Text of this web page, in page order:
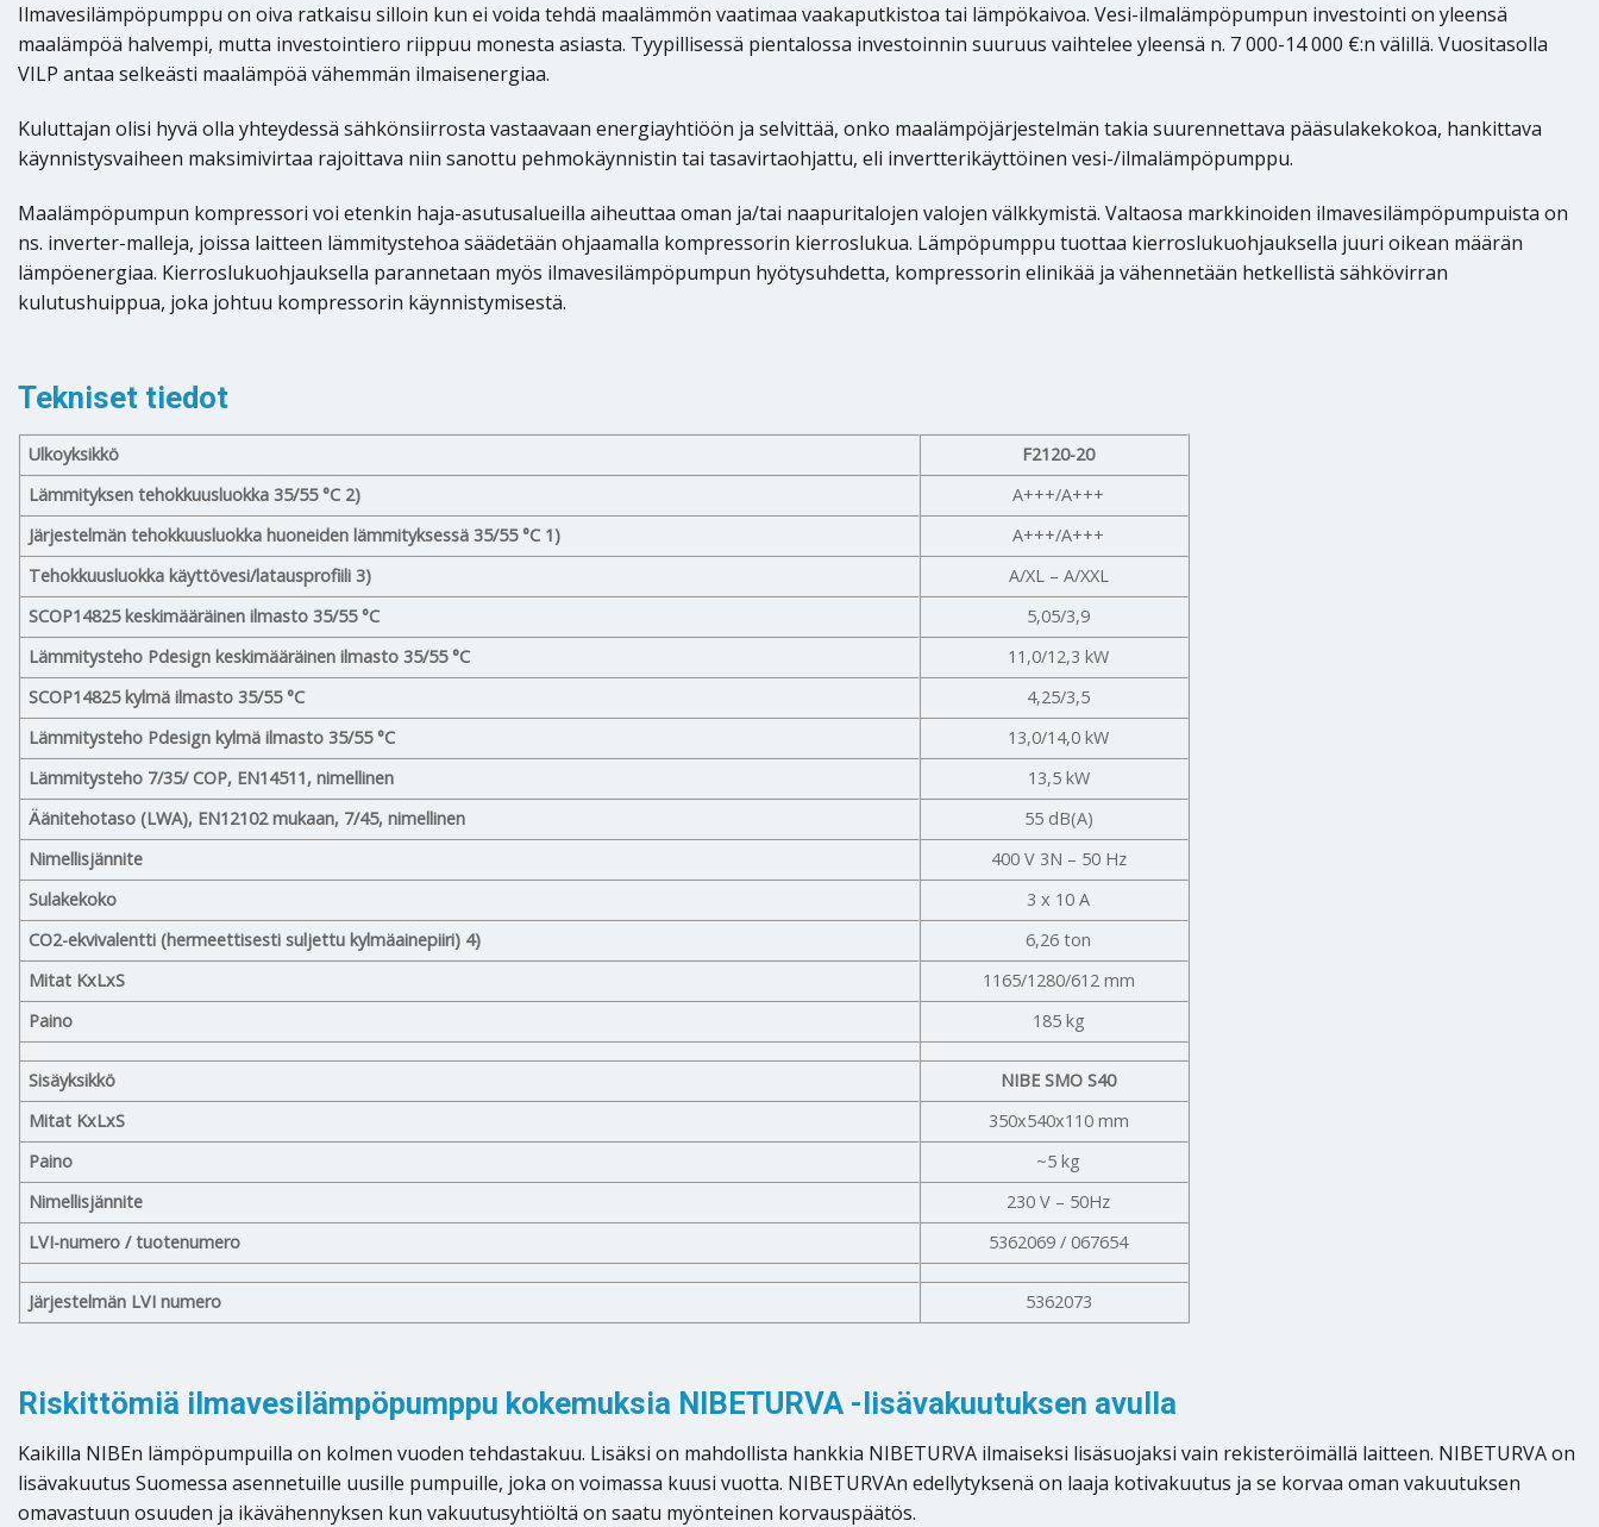
Ilmavesilämpöpumppu on oiva ratkaisu silloin kun ei voida tehdä maalämmön vaatimaa vaakaputkistoa tai lämpökaivoa. Vesi-ilmalämpöpumpun investointi on yleensä
maalämpöä halvempi, mutta investointiero riippuu monesta asiasta. Tyypillisessä pientalossa investoinnin suuruus vaihtelee yleensä n. 7 000-14 000 €:n välillä. Vuositasolla
VILP antaa selkeästi maalämpöä vähemmän ilmaisenergiaa.
Kuluttajan olisi hyvä olla yhteydessä sähkönsiirrosta vastaavaan energiayhtiöön ja selvittää, onko maalämpöjärjestelmän takia suurennettava pääsulakekokoa, hankittava
käynnistysvaiheen maksimivirtaa rajoittava niin sanottu pehmokäynnistin tai tasavirtaohjattu, eli invertterikäyttöinen vesi-/ilmalämpöpumppu.
Maalämpöpumpun kompressori voi etenkin haja-asutusalueilla aiheuttaa oman ja/tai naapuritalojen valojen välkkymistä. Valtaosa markkinoiden ilmavesilämpöpumpuista on
ns. inverter-malleja, joissa laitteen lämmitystehoa säädetään ohjaamalla kompressorin kierroslukua. Lämpöpumppu tuottaa kierroslukuohjauksella juuri oikean määrän
lämpöenergiaa. Kierroslukuohjauksella parannetaan myös ilmavesilämpöpumpun hyötysuhdetta, kompressorin elinikää ja vähennetään hetkellistä sähkövirran
kulutushuippua, joka johtuu kompressorin käynnistymisestä.
Tekniset tiedot
Ulkoyksikkö
F2120-20
Lämmityksen tehokkuusluokka 35/55 °C 2)
A+++/A+++
Järjestelmän tehokkuusluokka huoneiden lämmityksessä 35/55 °C 1)
A+++/A+++
Tehokkuusluokka käyttövesi/latausprofiili 3)
A/XL – A/XXL
SCOP14825 keskimääräinen ilmasto 35/55 °C
5,05/3,9
Lämmitysteho Pdesign keskimääräinen ilmasto 35/55 °C
11,0/12,3 kW
SCOP14825 kylmä ilmasto 35/55 °C
4,25/3,5
Lämmitysteho Pdesign kylmä ilmasto 35/55 °C
13,0/14,0 kW
Lämmitysteho 7/35/ COP, EN14511, nimellinen
13,5 kW
Äänitehotaso (LWA), EN12102 mukaan, 7/45, nimellinen
55 dB(A)
Nimellisjännite
400 V 3N – 50 Hz
Sulakekoko
3 x 10 A
CO2-ekvivalentti (hermeettisesti suljettu kylmäainepiiri) 4)
6,26 ton
Mitat KxLxS
1165/1280/612 mm
Paino
185 kg
Sisäyksikkö
NIBE SMO S40
Mitat KxLxS
350x540x110 mm
Paino
~5 kg
Nimellisjännite
230 V – 50Hz
LVI-numero / tuotenumero
5362069 / 067654
Järjestelmän LVI numero 5362073
Riskittömiä ilmavesilämpöpumppu kokemuksia NIBETURVA -lisävakuutuksen avulla
Kaikilla NIBEn lämpöpumpuilla on kolmen vuoden tehdastakuu. Lisäksi on mahdollista hankkia NIBETURVA ilmaiseksi lisäsuojaksi vain rekisteröimällä laitteen. NIBETURVA on
lisävakuutus Suomessa asennetuille uusille pumpuille, joka on voimassa kuusi vuotta. NIBETURVAn edellytyksenä on laaja kotivakuutus ja se korvaa oman vakuutuksen
omavastuun osuuden ja ikävähennyksen kun vakuutusyhtiöltä on saatu myönteinen korvauspäätös.